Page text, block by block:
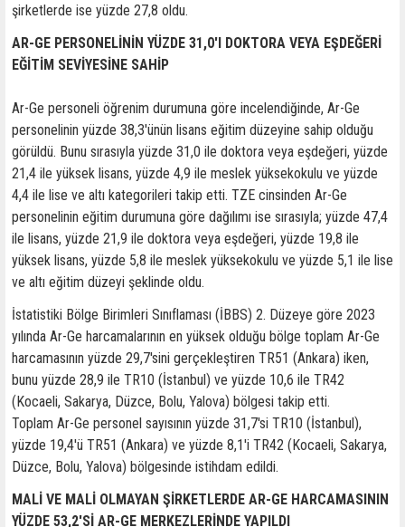
şirketlerde ise yüzde 27,8 oldu.
AR-GE PERSONELİNİN YÜZDE 31,0'I DOKTORA VEYA EŞDEĞERİ
EĞİTİM SEVİYESİNE SAHİP
Ar-Ge personeli öğrenim durumuna göre incelendiğinde, Ar-Ge
personelinin yüzde 38,3'ünün lisans eğitim düzeyine sahip olduğu
görüldü. Bunu sırasıyla yüzde 31,0 ile doktora veya eşdeğeri, yüzde
21,4 ile yüksek lisans, yüzde 4,9 ile meslek yüksekokulu ve yüzde
4,4 ile lise ve altı kategorileri takip etti. TZE cinsinden Ar-Ge
personelinin eğitim durumuna göre dağılımı ise sırasıyla; yüzde 47,4
ile lisans, yüzde 21,9 ile doktora veya eşdeğeri, yüzde 19,8 ile
yüksek lisans, yüzde 5,8 ile meslek yüksekokulu ve yüzde 5,1 ile lise
ve altı eğitim düzeyi şeklinde oldu.
İstatistiki Bölge Birimleri Sınıflaması (İBBS) 2. Düzeye göre 2023
yılında Ar-Ge harcamalarının en yüksek olduğu bölge toplam Ar-Ge
harcamasının yüzde 29,7'sini gerçekleştiren TR51 (Ankara) iken,
bunu yüzde 28,9 ile TR10 (İstanbul) ve yüzde 10,6 ile TR42
(Kocaeli, Sakarya, Düzce, Bolu, Yalova) bölgesi takip etti.
Toplam Ar-Ge personel sayısının yüzde 31,7'si TR10 (İstanbul),
yüzde 19,4'ü TR51 (Ankara) ve yüzde 8,1'i TR42 (Kocaeli, Sakarya,
Düzce, Bolu, Yalova) bölgesinde istihdam edildi.
MALİ VE MALİ OLMAYAN ŞİRKETLERDE AR-GE HARCAMASININ
YÜZDE 53,2'Sİ AR-GE MERKEZLERİNDE YAPILDI